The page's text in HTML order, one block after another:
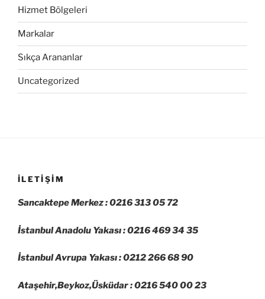
Hizmet Bölgeleri
Markalar
Sıkça Arananlar
Uncategorized
İLETIŞIM
Sancaktepe Merkez : 0216 313 05 72
İstanbul Anadolu Yakası : 0216 469 34 35
İstanbul Avrupa Yakası : 0212 266 68 90
Ataşehir,Beykoz,Üsküdar : 0216 540 00 23